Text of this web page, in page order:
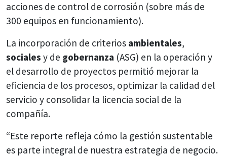
acciones de control de corrosión (sobre más de
300 equipos en funcionamiento).
La incorporación de criterios ambientales,
sociales y de gobernanza (ASG) en la operación y
el desarrollo de proyectos permitió mejorar la
eficiencia de los procesos, optimizar la calidad del
servicio y consolidar la licencia social de la
compañía.
“Este reporte refleja cómo la gestión sustentable
es parte integral de nuestra estrategia de negocio.